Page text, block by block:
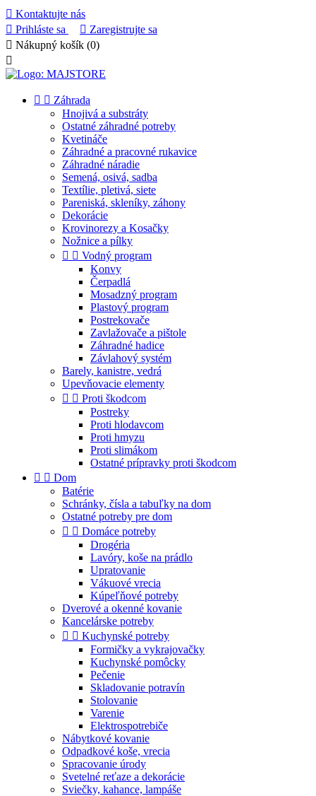
 Kontaktujte nás
 Prihláste sa  Zaregistrujte sa
 Nákupný košík (0)

  Záhrada
Hnojivá a substráty
Ostatné záhradné potreby
Kvetináče
Záhradné a pracovné rukavice
Záhradné náradie
Semená, osivá, sadba
Textílie, pletivá, siete
Pareniská, skleníky, záhony
Dekorácie
Krovinorezy a Kosačky
Nožnice a pílky
  Vodný program
Konvy
Čerpadlá
Mosadzný program
Plastový program
Postrekovače
Zavlažovače a pištole
Záhradné hadice
Závlahový systém
Barely, kanistre, vedrá
Upevňovacie elementy
  Proti škodcom
Postreky
Proti hlodavcom
Proti hmyzu
Proti slimákom
Ostatné prípravky proti škodcom
  Dom
Batérie
Schránky, čísla a tabuľky na dom
Ostatné potreby pre dom
  Domáce potreby
Drogéria
Lavóry, koše na prádlo
Upratovanie
Vákuové vrecia
Kúpeľňové potreby
Dverové a okenné kovanie
Kancelárske potreby
  Kuchynské potreby
Formičky a vykrajovačky
Kuchynské pomôcky
Pečenie
Skladovanie potravín
Stolovanie
Varenie
Elektrospotrebiče
Nábytkové kovanie
Odpadkové koše, vrecia
Spracovanie úrody
Svetelné reťaze a dekorácie
Sviečky, kahance, lampáše